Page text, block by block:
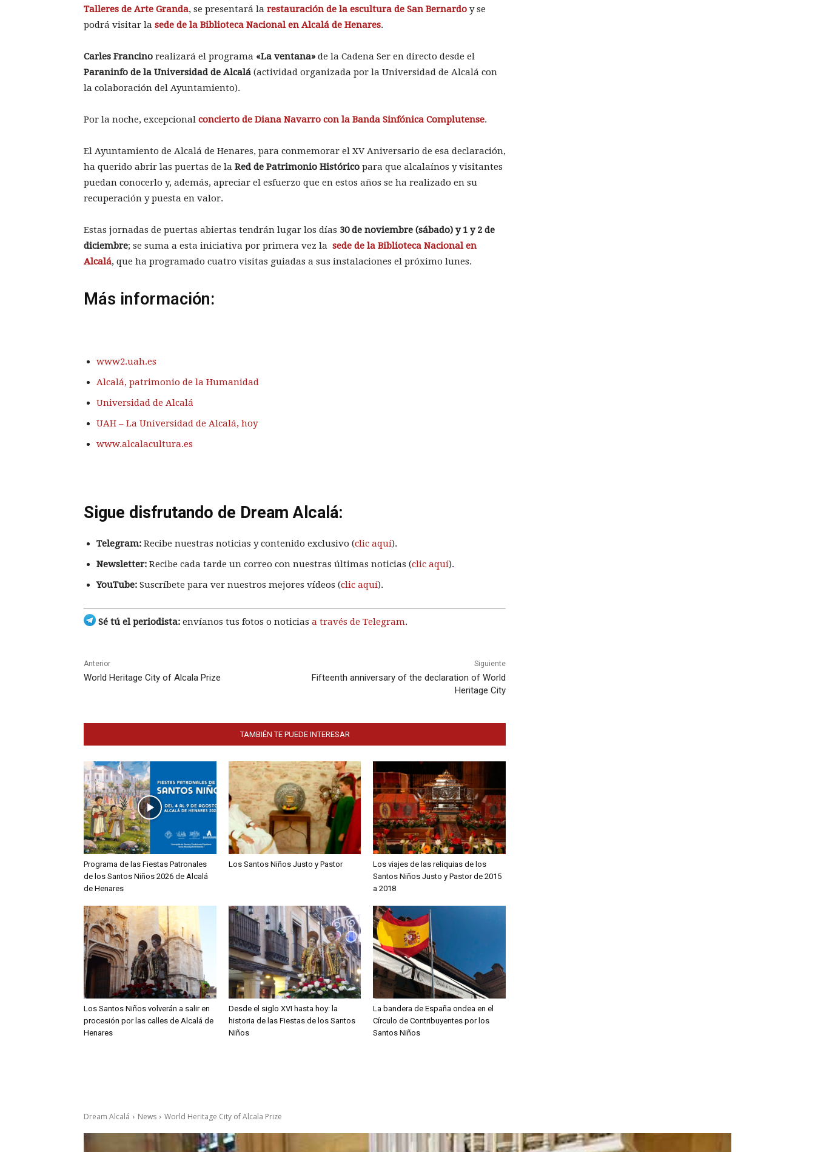
Talleres de Arte Granda, se presentará la restauración de la escultura de San Bernardo y se
podrá visitar la sede de la Biblioteca Nacional en Alcalá de Henares.
Carles Francino realizará el programa «La ventana» de la Cadena Ser en directo desde el
Paraninfo de la Universidad de Alcalá (actividad organizada por la Universidad de Alcalá con
la colaboración del Ayuntamiento).
Por la noche, excepcional concierto de Diana Navarro con la Banda Sinfónica Complutense.
El Ayuntamiento de Alcalá de Henares, para conmemorar el XV Aniversario de esa declaración,
ha querido abrir las puertas de la Red de Patrimonio Histórico para que alcalaínos y visitantes
puedan conocerlo y, además, apreciar el esfuerzo que en estos años se ha realizado en su
recuperación y puesta en valor.
Estas jornadas de puertas abiertas tendrán lugar los días 30 de noviembre (sábado) y 1 y 2 de
diciembre; se suma a esta iniciativa por primera vez la sede de la Biblioteca Nacional en
Alcalá, que ha programado cuatro visitas guiadas a sus instalaciones el próximo lunes.
Más información:
www2.uah.es
Alcalá, patrimonio de la Humanidad
Universidad de Alcalá
UAH – La Universidad de Alcalá, hoy
www.alcalacultura.es
Sigue disfrutando de Dream Alcalá:
Telegram: Recibe nuestras noticias y contenido exclusivo (clic aquí).
Newsletter: Recibe cada tarde un correo con nuestras últimas noticias (clic aquí).
YouTube: Suscríbete para ver nuestros mejores vídeos (clic aquí).
Sé tú el periodista: envíanos tus fotos o noticias a través de Telegram.
Anterior
World Heritage City of Alcala Prize
Siguiente
Fifteenth anniversary of the declaration of World
Heritage City
TAMBIÉN TE PUEDE INTERESAR
Programa de las Fiestas Patronales
de los Santos Niños 2026 de Alcalá
de Henares
Los Santos Niños Justo y Pastor
Los viajes de las reliquias de los
Santos Niños Justo y Pastor de 2015
a 2018
Los Santos Niños volverán a salir en
procesión por las calles de Alcalá de
Henares
Desde el siglo XVI hasta hoy: la
historia de las Fiestas de los Santos
Niños
La bandera de España ondea en el
Círculo de Contribuyentes por los
Santos Niños